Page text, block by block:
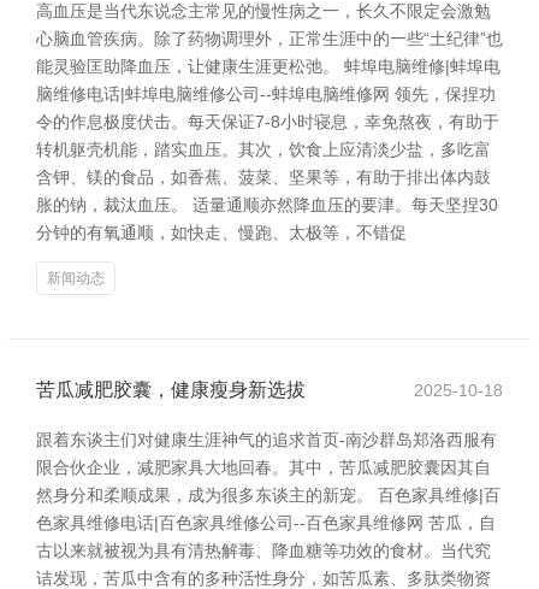
高血压是当代东说念主常见的慢性病之一，长久不限定会激勉
心脑血管疾病。除了药物调理外，正常生涯中的一些“土纪律”也
能灵验匡助降血压，让健康生涯更松弛。 蚌埠电脑维修|蚌埠电
脑维修电话|蚌埠电脑维修公司--蚌埠电脑维修网 领先，保捏功
令的作息极度伏击。每天保证7-8小时寝息，幸免熬夜，有助于
转机躯壳机能，踏实血压。其次，饮食上应清淡少盐，多吃富
含钾、镁的食品，如香蕉、菠菜、坚果等，有助于排出体内鼓
胀的钠，裁汰血压。 适量通顺亦然降血压的要津。每天坚捏30
分钟的有氧通顺，如快走、慢跑、太极等，不错促
新闻动态
苦瓜减肥胶囊，健康瘦身新选拔 2025-10-18
跟着东谈主们对健康生涯神气的追求首页-南沙群岛郑洛西服有
限合伙企业，减肥家具大地回春。其中，苦瓜减肥胶囊因其自
然身分和柔顺成果，成为很多东谈主的新宠。 百色家具维修|百
色家具维修电话|百色家具维修公司--百色家具维修网 苦瓜，自
古以来就被视为具有清热解毒、降血糖等功效的食材。当代究
诘发现，苦瓜中含有的多种活性身分，如苦瓜素、多肽类物资